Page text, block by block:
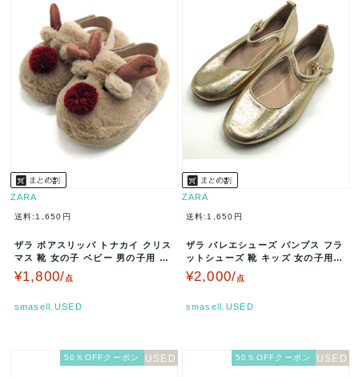
ZARA
送料:1,650円
ザラ ボアスリッパ トナカイ クリス
マス 靴 女の子 ベビー 男の子用 24
-25サイズ ベージュ …
¥1,800/点
smasell.USED
ZARA
送料:1,650円
ザラ バレエシューズ パンプス フラ
ットシューズ 靴 キッズ 女の子用 2
9サイズ ゴールド ZAR…
¥2,000/点
smasell.USED
50％OFFクーポン 50％OFFクーポン